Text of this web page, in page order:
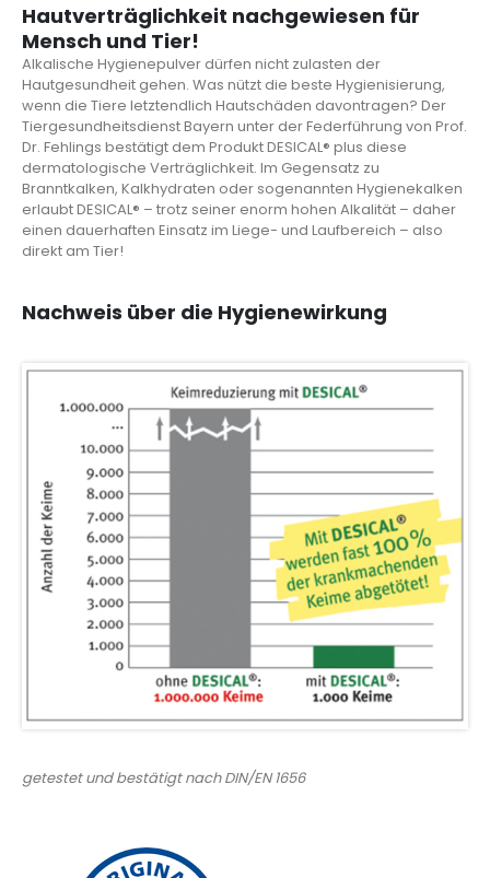
Hautverträglichkeit nachgewiesen für
Mensch und Tier!
Alkalische Hygienepulver dürfen nicht zulasten der
Hautgesundheit gehen. Was nützt die beste Hygienisierung,
wenn die Tiere letztendlich Hautschäden davontragen? Der
Tiergesundheitsdienst Bayern unter der Federführung von Prof.
Dr. Fehlings bestätigt dem Produkt DESICAL® plus diese
dermatologische Verträglichkeit. Im Gegensatz zu
Branntkalken, Kalkhydraten oder sogenannten Hygienekalken
erlaubt DESICAL® – trotz seiner enorm hohen Alkalität – daher
einen dauerhaften Einsatz im Liege- und Laufbereich – also
direkt am Tier!
Nachweis über die Hygienewirkung
getestet und bestätigt nach DIN/EN 1656